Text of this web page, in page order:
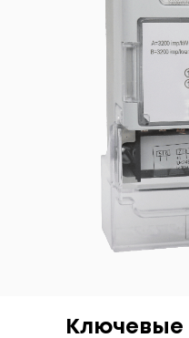
Ключевые